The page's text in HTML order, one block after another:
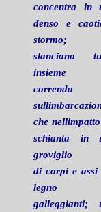
concentra in
denso e
stormo;
slanciano
insieme
correndo
che
schianta in
groviglio
di corpi e assi
legno
galleggianti;